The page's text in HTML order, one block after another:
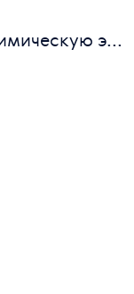
э...